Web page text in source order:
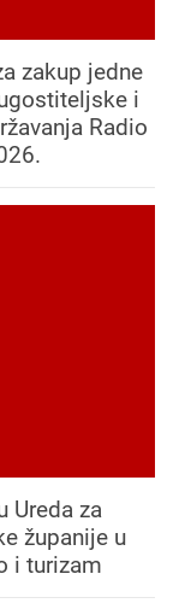
zakup jedne
i
Radio
Ureda za
županije u
i turizam